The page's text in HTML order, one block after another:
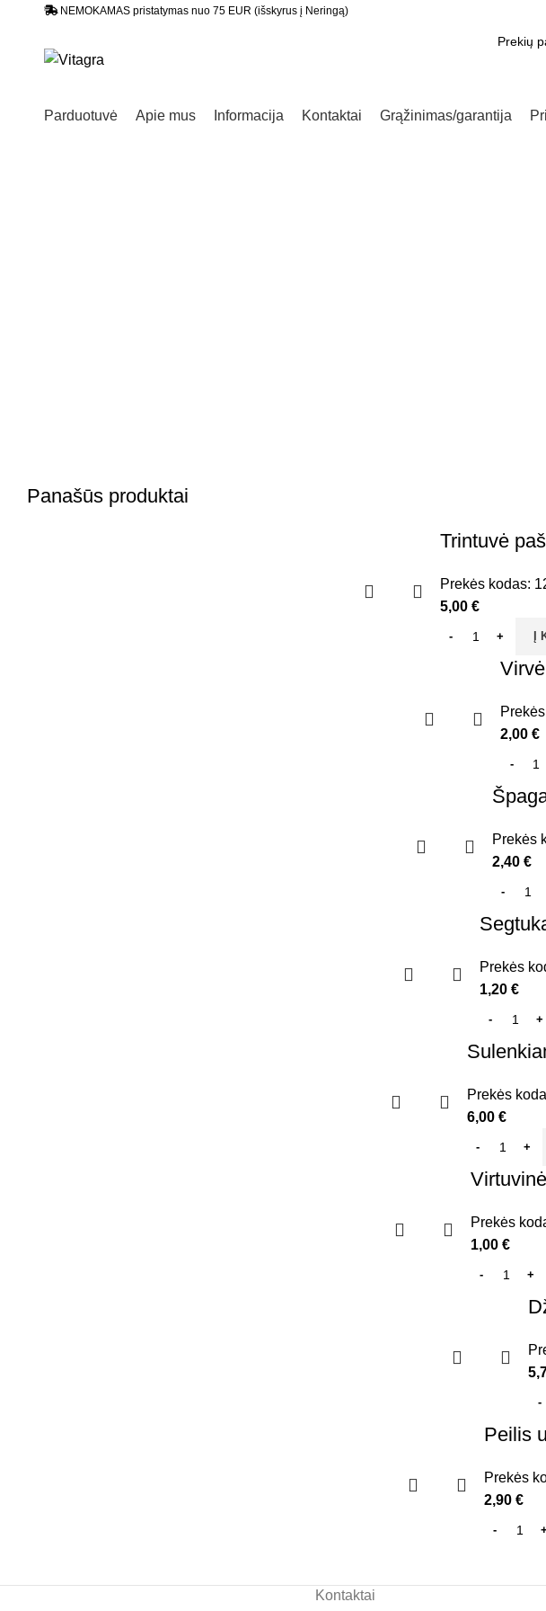
NEMOKAMAS pristatymas nuo 75 EUR (išskyrus į Neringą)
Parduotuvė Apie mus Informacija Kontaktai Grąžinimas/garantija
Panašūs produktai
Trintuvė
Prekės kodas:
5,00 €
Į
2,00 €
Prekės
2,40 €
Prekės
1,20 €
Prekės
6,00 €
Prekės
1,00 €
Peilis
Prekės
2,90 €
Kontaktai